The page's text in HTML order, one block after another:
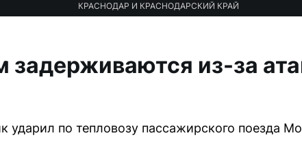
КРАСНОДАР И КРАСНОДАРСКИЙ КРАЙ
задерживаются из-за
ударил по тепловозу пассажирского поезда